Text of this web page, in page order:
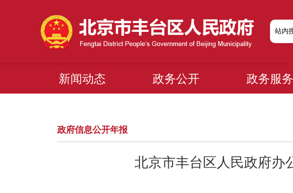
新闻动态 政务公开 政务服务
政府信息公开年报
北京市丰台区人民政府办